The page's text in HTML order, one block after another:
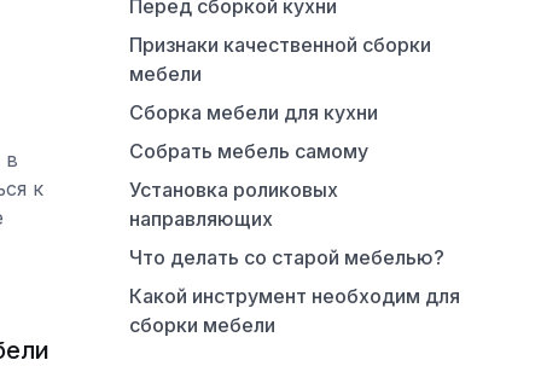
в
к
Перед сборкой кухни
Признаки качественной сборки
мебели
Сборка мебели для кухни
Собрать мебель самому
Установка роликовых
направляющих
Что делать со старой мебелью?
Какой инструмент необходим для
сборки мебели